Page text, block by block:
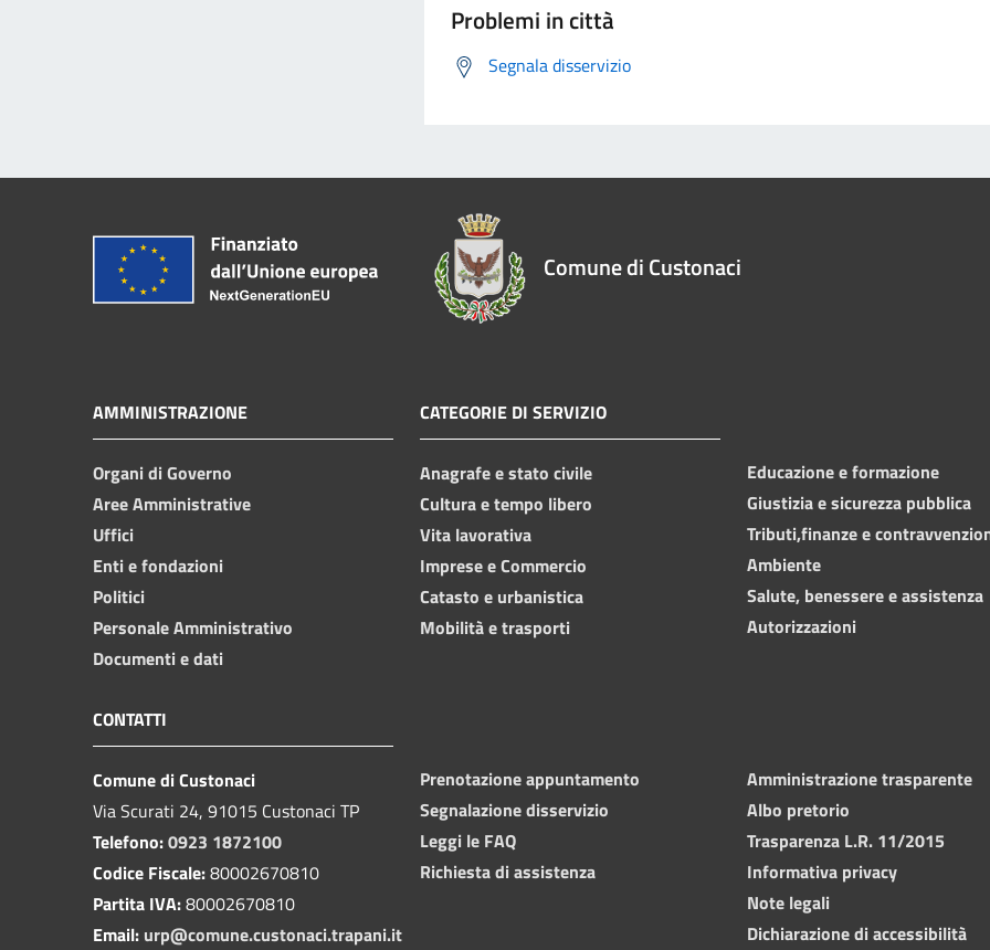
Problemi in città
Segnala disservizio
Comune di Custonaci
AMMINISTRAZIONE
Organi di Governo
Aree Amministrative
Uffici
Enti e fondazioni
Politici
Personale Amministrativo
Documenti e dati
CATEGORIE DI SERVIZIO
Anagrafe e stato civile
Cultura e tempo libero
Vita lavorativa
Imprese e Commercio
Catasto e urbanistica
Mobilità e trasporti
Educazione e formazione
Giustizia e sicurezza pubblica
Tributi,finanze e
Ambiente
Salute, benessere e assistenza
Autorizzazioni
CONTATTI
Comune di Custonaci
Via Scurati 24, 91015 Custonaci TP
Telefono:0923 1872100
Codice Fiscale:80002670810
Partita IVA:80002670810
Email: urp@comune.custonaci.trapani.it
Prenotazione appuntamento
Segnalazione disservizio
Leggi le FAQ
Richiesta di assistenza
Amministrazione trasparente
Albo pretorio
Trasparenza L.R. 11/2015
Informativa privacy
Note legali
Dichiarazione di accessibilità